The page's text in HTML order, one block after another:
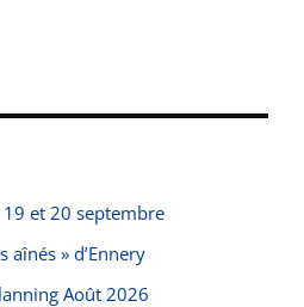
et 20 septembre
aînés » d’Ennery
Août 2026